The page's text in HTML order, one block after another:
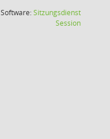
Software:Sitzungsdienst
Session(Wird in